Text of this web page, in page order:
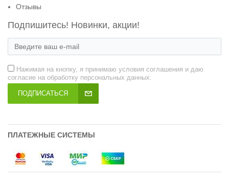
Отзывы
Подпишитесь! Новинки, акции!
Нажимая на кнопку, я принимаю условия соглашения и даю
согласие на обработку персональных данных.
ПОДПИСАТЬСЯ
ПЛАТЕЖНЫЕ СИСТЕМЫ